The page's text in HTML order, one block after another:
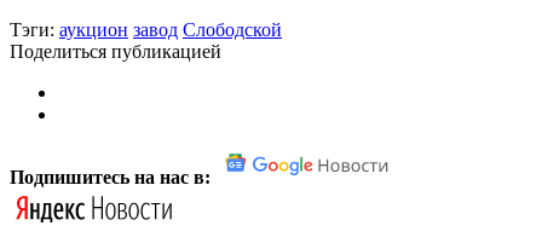
Тэги: аукцион завод Слободской
Поделиться публикацией
Подпишитесь на нас в: